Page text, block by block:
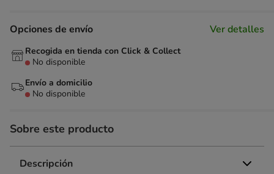
Opciones de envío Ver detalles
Recogida en tienda con Click & Collect
No disponible
Envío a domicilio
No disponible
Sobre este producto
Descripción